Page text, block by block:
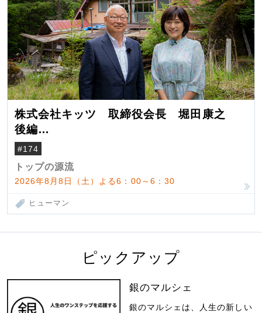
株式会社キッツ 取締役会長 堀田康之
後編
米国駐在でも浮かんだ八ヶ岳 山小屋を営
んだ父母
#174
トップの源流
2026年8月8日（土）よる6：00～6：30
ヒューマン
ピックアップ
銀のマルシェ
銀のマルシェは、人生の新しい